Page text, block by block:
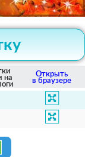
на
Открыть
в браузере